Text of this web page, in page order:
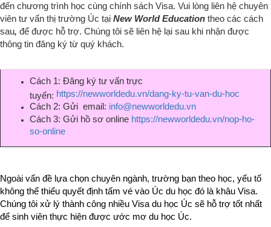
đến chương trình học cùng chính sách Visa. Vui lòng liên hệ chuyên
viên tư vấn thị trường Úc tại New World Education theo các cách
sau, để được hỗ trợ. Chúng tôi sẽ liên hệ lại sau khi nhận được
thông tin đăng ký từ quý khách.
Cách 1: Đăng ký tư vấn trực
tuyến: https://newworldedu.vn/dang-ky-tu-van-du-hoc
Cách 2: Gửi email: info@newworldedu.vn
Cách 3: Gửi hồ sơ online https://newworldedu.vn/nop-ho-
so-online
Ngoài vấn đề lựa chọn chuyên ngành, trường bạn theo học, yếu tố
không thể thiếu quyết định tấm vé vào Úc du học đó là khâu Visa.
Chúng tôi xử lý thành công nhiều Visa du học Úc sẽ hỗ trợ tốt nhất
để sinh viên thực hiện được ước mơ du học Úc.